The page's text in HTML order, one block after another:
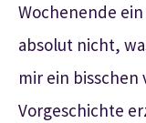
Wochenende
absolut nicht,
mir ein bisschen
Vorgeschichte